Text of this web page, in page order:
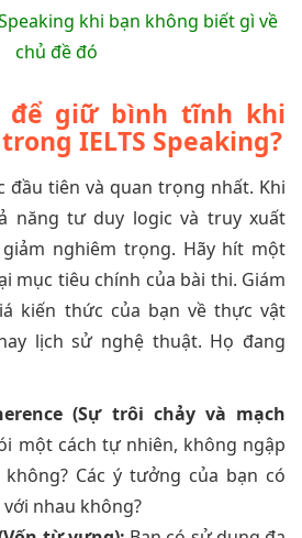
để giữ bình tĩnh khi
IELTS Speaking?
đầu tiên và quan trọng nhất. Khi
năng tư duy logic và truy xuất
nghiêm trọng. Hãy hít một
mục tiêu chính của bài thi. Giám
kiến thức của bạn về thực vật
lịch sử nghệ thuật. Họ đang
(Sự trôi chảy và mạch
một cách tự nhiên, không ngập
Các ý tưởng của bạn có
nhau không?